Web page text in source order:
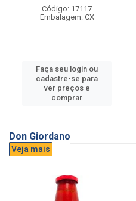
Código: 17117
Embalagem: CX
Faça seu login ou
cadastre-se para
ver preços e
comprar
Don Giordano
Veja mais